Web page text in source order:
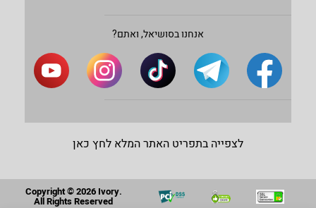
אנחנו בסושיאל, ואתם?
לצפייה בתפריט האתר המלא לחץ כאן
Copyright © 2026 Ivory.
All Rights Reserved